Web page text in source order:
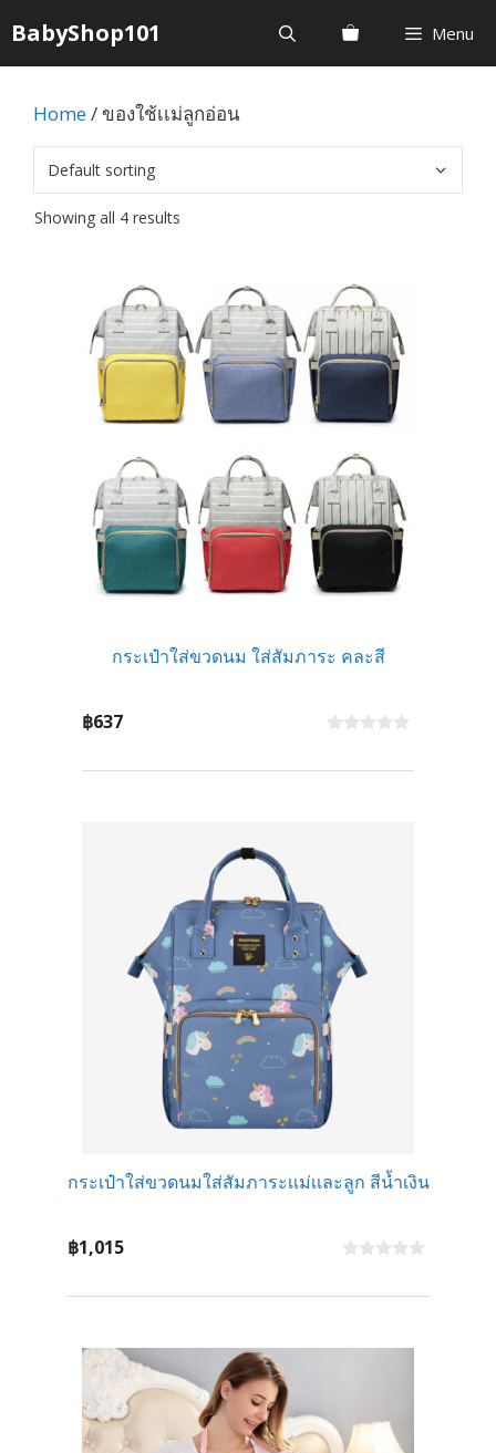
to
content
BabyShop101 Menu
Home/ ของใช้เเม่ลูกอ่อน
Showing all 4 results
กระเป๋าใส่ขวดนม ใส่สัมภาระ คละสี
u
฿637
กระเป๋าใส่ขวดนมใส่สัมภาระเเม่เเละลูก สีน้ำเงิน
u
f
฿1,015